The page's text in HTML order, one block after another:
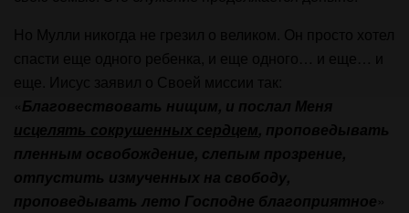
Благовествовать нищим, и послал Меня
исцелять сокрушенных сердцем, проповедывать
пленным освобождение, слепым прозрение,
отпустить измученных на свободу,
проповедывать лето Господне благоприятное